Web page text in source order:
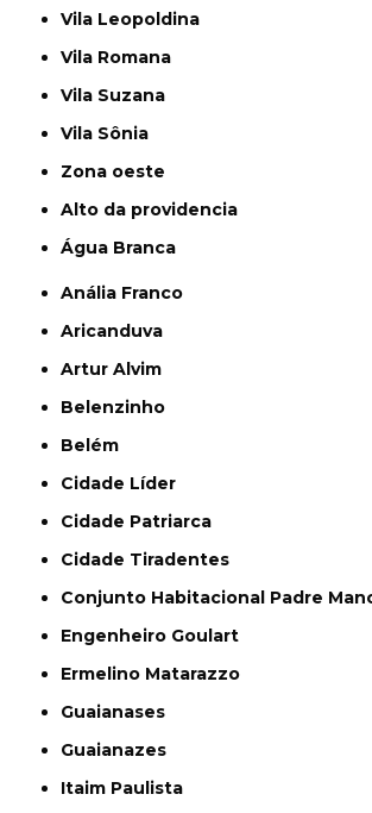
Vila Leopoldina
Vila Romana
Vila Suzana
Vila Sônia
Zona oeste
alto da providencia
Água Branca
Anália Franco
Aricanduva
Artur Alvim
Belenzinho
Belém
Cidade Líder
Cidade Patriarca
Cidade Tiradentes
Conjunto Habitacional Padre
Engenheiro Goulart
Ermelino Matarazzo
Guaianases
Guaianazes
Itaim Paulista